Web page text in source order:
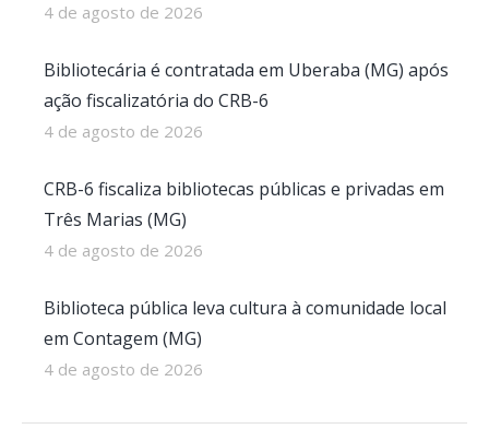
4 de agosto de 2026
Bibliotecária é contratada em Uberaba (MG) após
ação fiscalizatória do CRB-6
4 de agosto de 2026
CRB-6 fiscaliza bibliotecas públicas e privadas em
Três Marias (MG)
4 de agosto de 2026
Biblioteca pública leva cultura à comunidade local
em Contagem (MG)
4 de agosto de 2026